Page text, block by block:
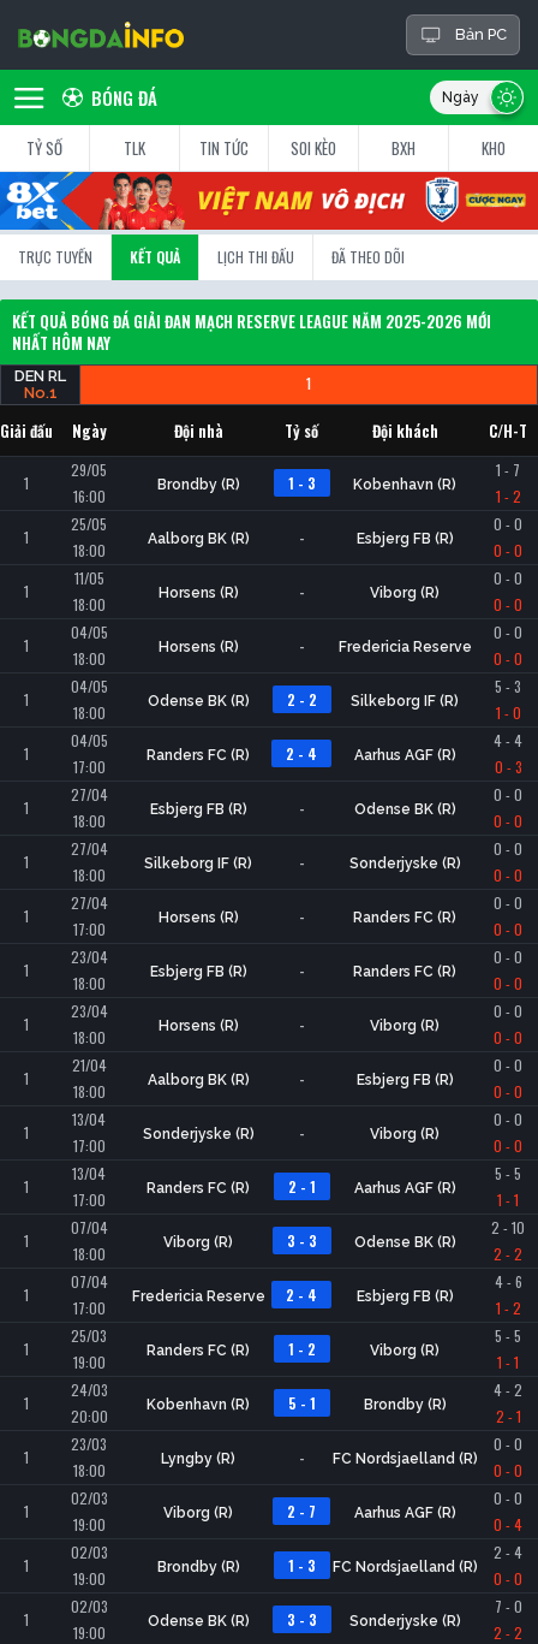
Bản PC
BÓNG ĐÁ
TỶ SỐ TLK TIN TỨC SOI KÈO BXH KHO
TRỰC TUYẾN KẾT QUẢ LỊCH THI ĐẤU ĐÃ THEO DÕI
KẾT QUẢ BÓNG ĐÁ GIẢI ĐAN MẠCH RESERVE LEAGUE NĂM 2025-2026 MỚI
NHẤT HÔM NAY
DEN RL
No.1
1
Giải đấu Ngày Đội nhà Tỷ số Đội khách C/H-T
1
29/05
16:00
Brondby (R) 1 - 3 Kobenhavn (R)
1 - 7
1 - 2
1
25/05
18:00
Aalborg BK (R) - Esbjerg FB (R)
0 - 0
0 - 0
1
11/05
18:00
Horsens (R) - Viborg (R)
0 - 0
0 - 0
1
04/05
18:00
Horsens (R) - Fredericia Reserve
0 - 0
0 - 0
1
04/05
18:00
Odense BK (R) 2 - 2 Silkeborg IF (R)
5 - 3
1 - 0
1
04/05
17:00
Randers FC (R) 2 - 4 Aarhus AGF (R)
4 - 4
0 - 3
1
27/04
18:00
Esbjerg FB (R) - Odense BK (R)
0 - 0
0 - 0
1
27/04
18:00
Silkeborg IF (R) - Sonderjyske (R)
0 - 0
0 - 0
1
27/04
17:00
Horsens (R) - Randers FC (R)
0 - 0
0 - 0
1
23/04
18:00
Esbjerg FB (R) - Randers FC (R)
0 - 0
0 - 0
1
23/04
18:00
Horsens (R) - Viborg (R)
0 - 0
0 - 0
1
21/04
18:00
Aalborg BK (R) - Esbjerg FB (R)
0 - 0
0 - 0
1
13/04
17:00
Sonderjyske (R) - Viborg (R)
0 - 0
0 - 0
1
13/04
17:00
Randers FC (R) 2 - 1 Aarhus AGF (R)
5 - 5
1 - 1
1
07/04
18:00
Viborg (R) 3 - 3 Odense BK (R)
2 - 10
2 - 2
1
07/04
17:00
Fredericia Reserve 2 - 4 Esbjerg FB (R)
4 - 6
1 - 2
1
25/03
19:00
Randers FC (R) 1 - 2 Viborg (R)
5 - 5
1 - 1
1
24/03
20:00
Kobenhavn (R) 5 - 1 Brondby (R)
4 - 2
2 - 1
1
23/03
18:00
Lyngby (R) - FC Nordsjaelland (R)
0 - 0
0 - 0
1
02/03
19:00
Viborg (R) 2 - 7 Aarhus AGF (R)
0 - 0
0 - 4
1
02/03
19:00
Brondby (R) 1 - 3 FC Nordsjaelland (R)
2 - 4
0 - 0
1
02/03
19:00
Odense BK (R) 3 - 3 Sonderjyske (R)
7 - 0
2 - 2